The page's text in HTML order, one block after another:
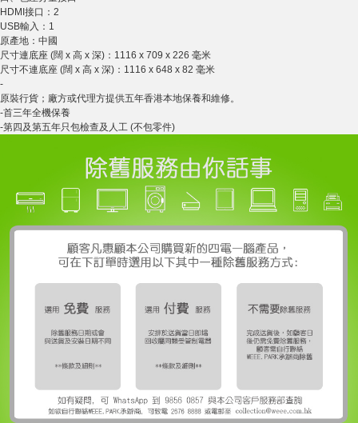
HDMI接口：2
USB輸入：1
原產地：中國
尺寸連底座 (闊 x 高 x 深)：1116 x 709 x 226 毫米
尺寸不連底座 (闊 x 高 x 深)：1116 x 648 x 82 毫米
-
原裝行貨；廠方或代理方提供五年香港本地保養和維修。
-首三年全機保養
-第四及第五年只包檢查及人工 (不包零件)